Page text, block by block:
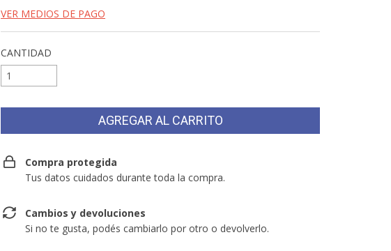
VER MEDIOS DE PAGO
CANTIDAD
Compra protegida
Tus datos cuidados durante toda la compra.
Cambios y devoluciones
Si no te gusta, podés cambiarlo por otro o devolverlo.